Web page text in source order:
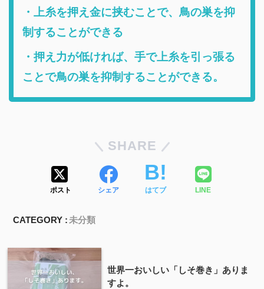
・上糸を押え金に挟むことで、鳥の巣を抑
制することができる
・押え力が低ければ、手で上糸を引っ張る
ことで鳥の巣を抑制することができる。
SHARE
ポスト シェア はてブ LINE
CATEGORY : 未分類
世界一おいしい「しそ巻き」ありま
すよ。